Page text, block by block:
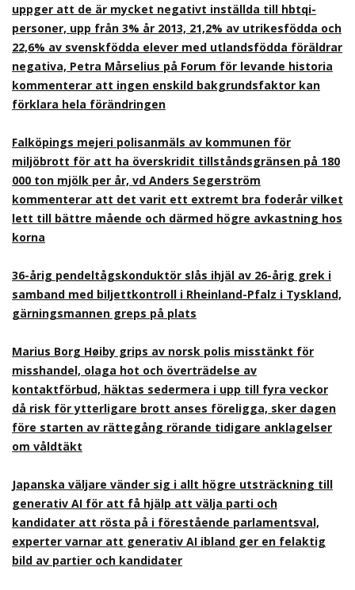
uppger att de är mycket negativt inställda till hbtqi-
personer, upp från 3% år 2013, 21,2% av utrikesfödda och
22,6% av svenskfödda elever med utlandsfödda föräldrar
negativa, Petra Mårselius på Forum för levande historia
kommenterar att ingen enskild bakgrundsfaktor kan
förklara hela förändringen
Falköpings mejeri polisanmäls av kommunen för
miljöbrott för att ha överskridit tillståndsgränsen på 180
000 ton mjölk per år, vd Anders Segerström
kommenterar att det varit ett extremt bra foderår vilket
lett till bättre mående och därmed högre avkastning hos
korna
36-årig pendeltågskonduktör slås ihjäl av 26-årig grek i
samband med biljettkontroll i Rheinland-Pfalz i Tyskland,
gärningsmannen greps på plats
Marius Borg Høiby grips av norsk polis misstänkt för
misshandel, olaga hot och överträdelse av
kontaktförbud, häktas sedermera i upp till fyra veckor
då risk för ytterligare brott anses föreligga, sker dagen
före starten av rättegång rörande tidigare anklagelser
om våldtäkt
Japanska väljare vänder sig i allt högre utsträckning till
generativ AI för att få hjälp att välja parti och
kandidater att rösta på i förestående parlamentsval,
experter varnar att generativ AI ibland ger en felaktig
bild av partier och kandidater